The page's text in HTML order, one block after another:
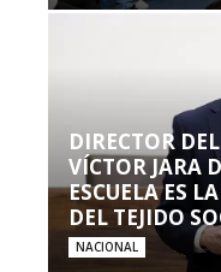
DIRECTOR
VÍCTOR JARA
ESCUELA ES
DEL TEJIDO
NACIONAL